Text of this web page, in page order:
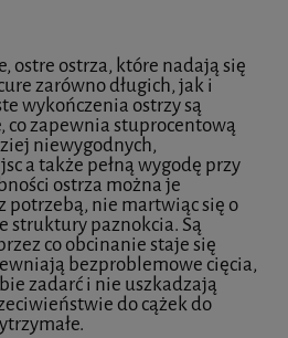
ostre ostrza, które nadają się
zarówno długich, jak i
wykończenia ostrzy są
co zapewnia stuprocentową
niewygodnych,
a także pełną wygodę przy
ostrza można je
potrzebą, nie martwiąc się o
struktury paznokcia. Są
co obcinanie staje się
bezproblemowe cięcia,
zadarć i nie uszkadzają
do cążek do